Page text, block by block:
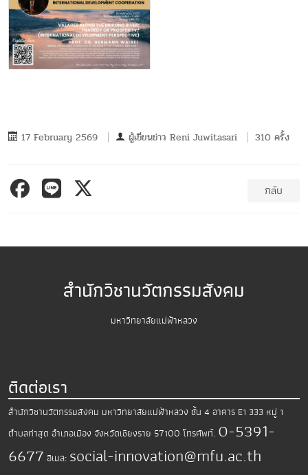
17 February 2569 ผู้เขียนข่าว Reni Juwitasari 310 ครั้ง
กลับ
สำนักวิชานวัตกรรมสังคม
มหาวิทยาลัยแม่ฟ้าหลวง
ติดต่อเรา
สำนักวิชานวัตกรรมสังคม มหาวิทยาลัยแม่ฟ้าหลวง ชั้น 4 อาคาร E1 333 หมู่ 1
ตำบลท่าสุด อำเภอเมือง จังหวัดเชียงราย 57100 โทรศัพท์. 0-5391-
6677 อีเมล: social-innovation@mfu.ac.th